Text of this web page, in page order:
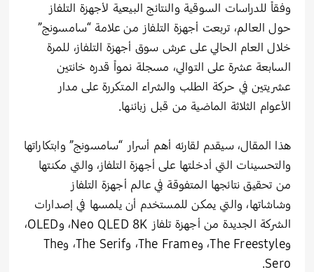
وفقاً للدراسات السوقية والنتائج البيعية لأجهزة التلفاز
حول العالم، تربعت أجهزة التلفاز من علامة “سامسونج”
خلال العام الحالي على عرش سوق أجهزة التلفاز، للمرة
السابعة عشرة على التوالي، مسجلة نمواً قدره خانتين
عشريتين في حركة الطلب والشراء المتكررة على مدار
الأعوام الثلاثة الماضية من قبل زبائنها.
هذا المقال، سيقدم لقارئه أهم أسرار “سامسونج” وابتكاراتها
والتحسينات التي أدخلتها على أجهزة التلفاز، والتي مكنتها
من تحقيق نتائجها المتفوقة في عالم أجهزة التلفاز
وشاشاتها، والتي يمكن للمستخدم أن يلمسها في إصدارات
الشركة الجديدة من أجهزة تلفاز Neo QLED 8K، وOLED،
وThe Freestyle، وThe Frame، وThe Serif، وThe
Sero.